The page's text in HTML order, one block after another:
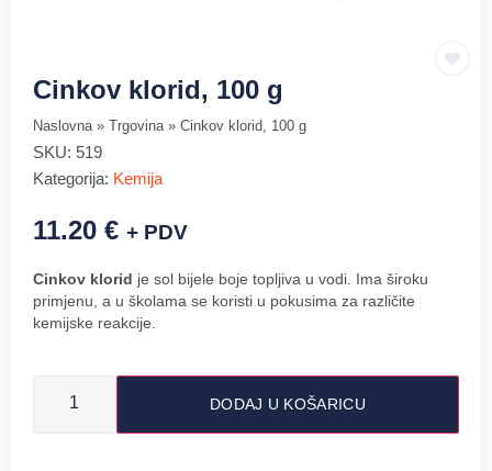
Cinkov klorid, 100 g
Naslovna» Trgovina» Cinkov klorid, 100 g
SKU: 519
Kategorija: Kemija
11.20 € + PDV
Cinkov klorid je sol bijele boje topljiva u vodi. Ima široku
primjenu, a u školama se koristi u pokusima za različite
kemijske reakcije.
DODAJ U KOŠARICU